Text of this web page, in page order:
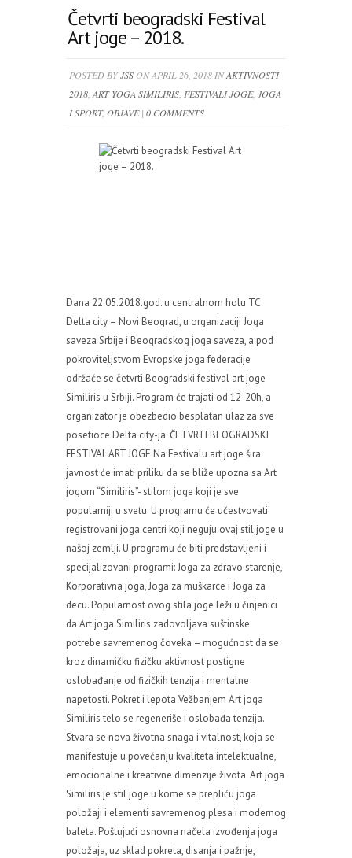
Četvrti beogradski Festival
Art joge – 2018.
POSTED BYJSS ON APRIL 26, 2018 INAKTIVNOSTI
2018 ART YOGA SIMILIRIS FESTIVALI JOGE, JOGA
I SPORT, OBJAVE| 0 COMMENTS
Dana 22.05.2018.god. u centralnom holu TC
Delta city – Novi Beograd, u organizaciji Joga
saveza Srbije i Beogradskog joga saveza, a pod
pokroviteljstvom Evropske joga federacije
održaće se četvrti Beogradski festival art joge
Similiris u Srbiji. Program će trajati od 12-20h, a
organizator je obezbedio besplatan ulaz za sve
posetioce Delta city-ja. ČETVRTI BEOGRADSKI
FESTIVAL ART JOGE Na Festivalu art joge šira
javnost će imati priliku da se bliže upozna sa Art
jogom “Similiris”- stilom joge koji je sve
popularniji u svetu. U programu će učestvovati
registrovani joga centri koji neguju ovaj stil joge u
našoj zemlji. U programu će biti predstavljeni i
specijalizovani programi: Joga za zdravo starenje,
Korporativna joga, Joga za muškarce i Joga za
decu. Popularnost ovog stila joge leži u činjenici
da Art joga Similiris zadovoljava suštinske
potrebe savremenog čoveka – mogućnost da se
kroz dinamičku fizičku aktivnost postigne
oslobađanje od fizičkih tenzija i mentalne
napetosti. Pokret i lepota Vežbanjem Art joga
Similiris telo se regeneriše i oslobađa tenzija.
Stvara se nova životna snaga i vitalnost, koja se
manifestuje u povećanju kvaliteta intelektualne,
emocionalne i kreativne dimenzije života. Art joga
Similiris je stil joge u kome se prepliću joga
položaji i elementi savremenog plesa i modernog
baleta. Poštujući osnovna načela izvođenja joga
položaja, uz sklad pokreta, disanja i pažnje,